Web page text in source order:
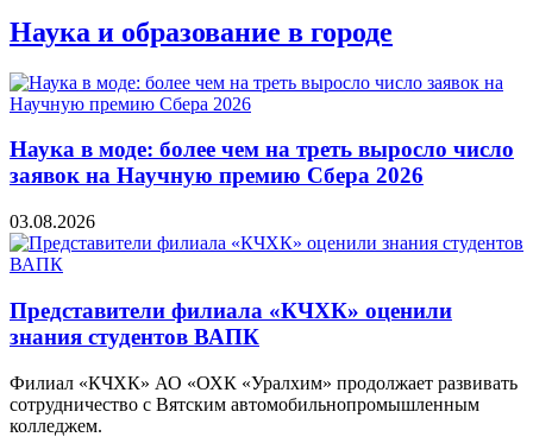
Наука и образование в городе
Наука в моде: более чем на треть выросло число
заявок на Научную премию Сбера 2026
03.08.2026
Представители филиала «КЧХК» оценили
знания студентов ВАПК
Филиал «КЧХК» АО «ОХК «Уралхим» продолжает развивать
сотрудничество с Вятским автомобильнопромышленным
колледжем.